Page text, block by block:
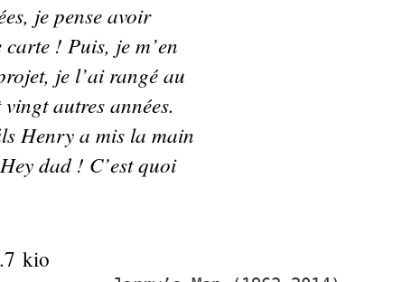
je pense avoir
carte ! Puis, je m’en
je l’ai rangé au
autres années.
Henry a mis la main
dad ! C’est quoi